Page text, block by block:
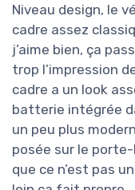
Niveau design, le
cadre assez
j’aime bien, ça
trop l’impression
cadre a un look
batterie intégrée
un peu plus
posée sur le
que ce n’est pas